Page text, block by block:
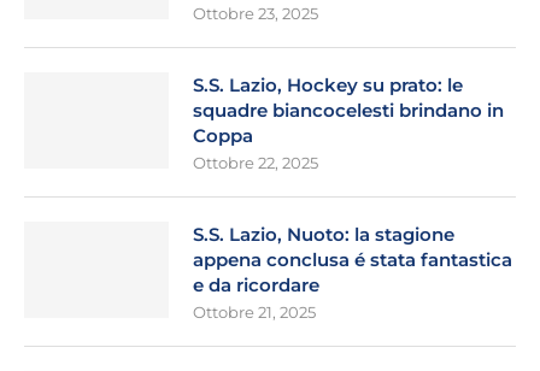
Ottobre 23, 2025
S.S. Lazio, Hockey su prato: le
squadre biancocelesti brindano in
Coppa
Ottobre 22, 2025
S.S. Lazio, Nuoto: la stagione
appena conclusa é stata fantastica
e da ricordare
Ottobre 21, 2025